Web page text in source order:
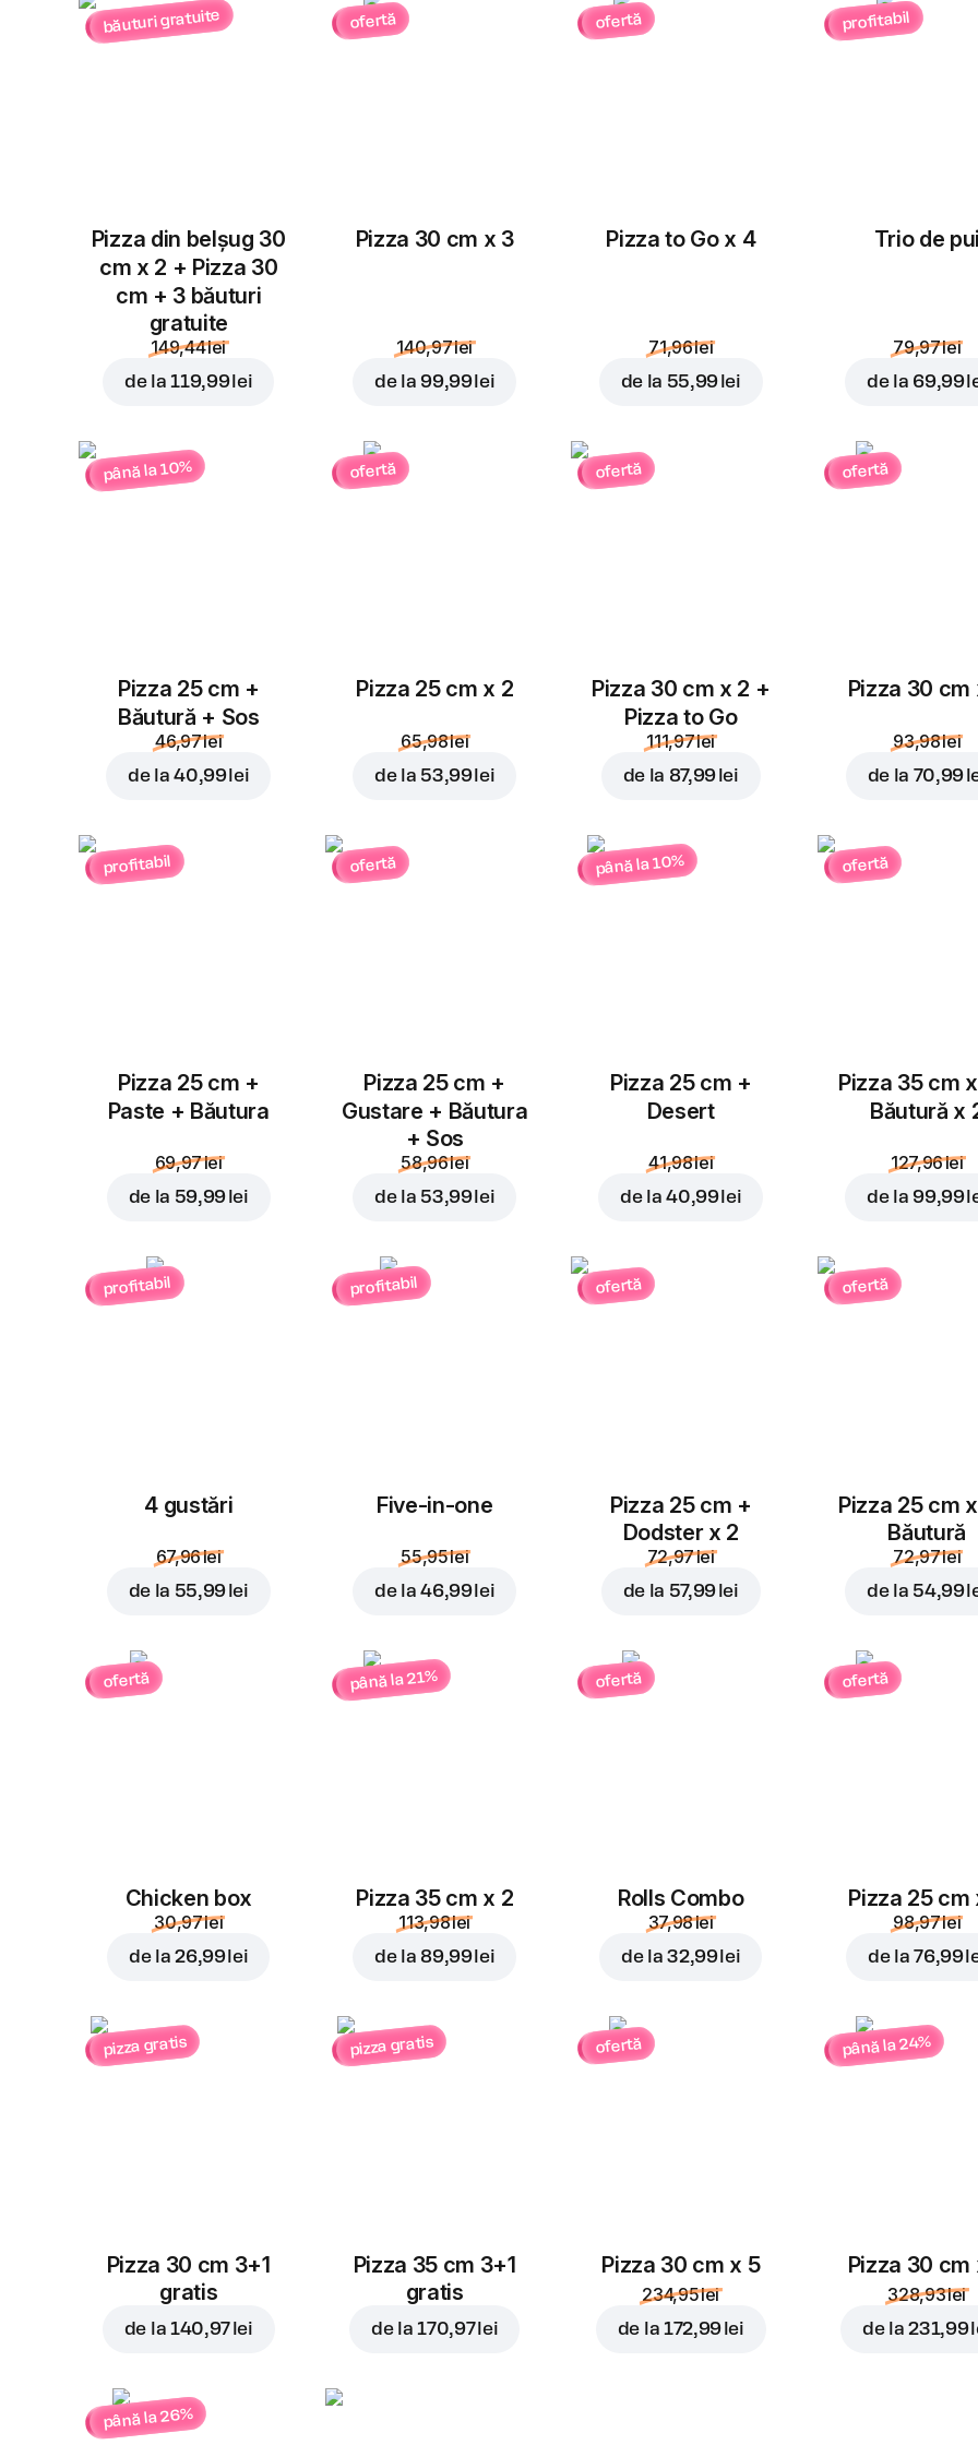
Ananas
4,00 lei
băuturi gratuite
Pizza din belșug 30
cm x 2 + Pizza 30
cm + 3 băuturi
gratuite
149,44 lei
de la119,99 lei
ofertă
Pizza 30 cm x 3
140,97 lei
de la 99,99 lei
ofertă
Pizza to Go x 4
71,96 lei
de la 55,99 lei
profitabil
Trio de pui
79,97 lei
de la 69,99
până la 10%
Pizza 25 cm +
Băutură + Sos
46,97 lei
de la40,99 lei
ofertă
Pizza 25 cm x 2
65,98 lei
de la 53,99 lei
ofertă
Pizza 30 cm x 2 +
Pizza to Go
111,97 lei
de la 87,99 lei
ofertă
Pizza 30 cm
93,98 lei
de la 70,99
profitabil
Pizza 25 cm +
Paste + Băutura
69,97 lei
de la 59,99 lei
ofertă
Pizza 25 cm +
Gustare + Băutura
+ Sos
58,96 lei
de la 53,99 lei
până la 10%
Pizza 25 cm +
Desert
41,98 lei
de la40,99 lei
ofertă
Pizza 35 cm
Băutură x
127,96 lei
de la 99,99
profitabil
4 gustări
67,96 lei
de la 55,99 lei
profitabil
Five-in-one
55,95 lei
de la46,99 lei
ofertă
Pizza 25 cm +
Dodster x 2
72,97 lei
de la 57,99 lei
ofertă
Pizza 25 cm
Băutură
72,97 lei
de la 54,99
ofertă
Chicken box
30,97 lei
de la26,99 lei
până la 21%
Pizza 35 cm x 2
113,98 lei
de la 89,99 lei
ofertă
Rolls Combo
37,98 lei
de la32,99 lei
ofertă
Pizza 25 cm
98,97 lei
de la76,99
pizza gratis
Pizza 30 cm 3+1
gratis
de la 140,97 lei
pizza gratis
Pizza 35 cm 3+1
gratis
de la170,97 lei
ofertă
Pizza 30 cm x 5
234,95 lei
de la 172,99 lei
până la 24%
Pizza 30 cm
328,93 lei
de la231,99
până la 26%